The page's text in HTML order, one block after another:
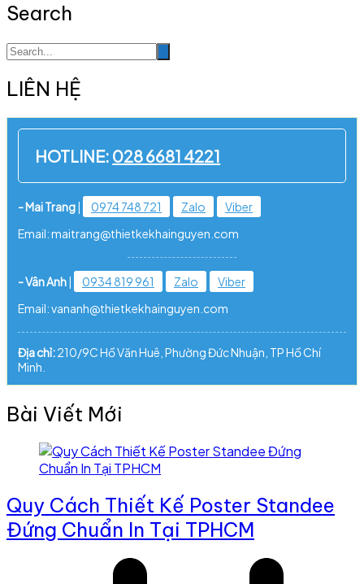
Search
LIÊN HỆ
HOTLINE: 028 6681 4221
- Mai Trang| 0974 748 721 Zalo
Viber
Email: maitrang@thietkekhainguyen.com
- Vân Anh| 0934 819 961 Zalo
Viber
Email: vananh@thietkekhainguyen.com
Địa chỉ:210/9C Hồ Văn Huê, Phường Đức Nhuận, TP Hồ Chí
Minh.
Bài Viết Mới
Quy Cách Thiết Kế Poster Standee
Đứng Chuẩn In Tại TPHCM